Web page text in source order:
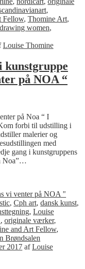
,
Fellow, Thomine Art,
women,
Louise Thomine
kunstgruppe
på NOA “
på Noa “ I
forbi til udstilling i
malerier og
med
gang i kunstgruppens
Noa”…
vi venter på NOA "
, Cph art, dansk kunst,
, Louise
, originale værker,
and Art Fellow,
Brøndsalen
2017 afLouise